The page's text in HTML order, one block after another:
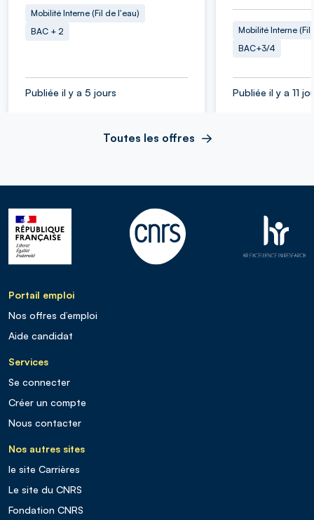
Mobilité Interne (Fil de l'eau)
BAC + 2
Publiée il y a 5 jours
Mobilité Interne (Fil
BAC+3/4
Publiée il y a 11
Toutes les offres
Portail emploi
Nos offres d’emploi
Aide candidat
Services
Se connecter
Créer un compte
Nous contacter
Nos autres sites
le site Carrières
Le site du CNRS
Fondation CNRS